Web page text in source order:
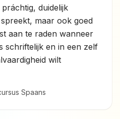
duidelijk
maar ook goed
aan te raden wanneer
schriftelijk en in een zelf
wilt
Spaans